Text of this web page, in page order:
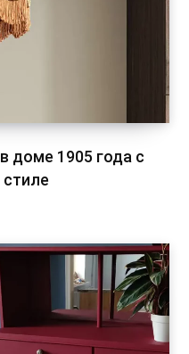
доме 1905 года с